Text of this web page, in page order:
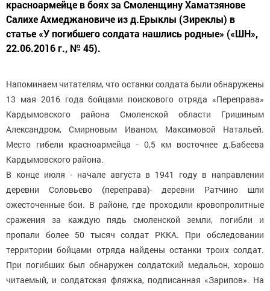
красноармейце в боях за Смоленщину Хаматзянове
Салихе Ахмеджановиче из д.Ерыклы (Зиреклы) в
статье «У погибшего солдата нашлись родные» («ШН»,
22.06.2016 г., № 45).
Напоминаем читателям, что останки солдата были обнаружены
13 мая 2016 года бойцами поискового отряда «Переправа»
Кардымовского района Смоленской области Гришиным
Александром, Смирновым Иваном, Максимовой Натальей.
Место гибели красноармейца - 0,5 км восточнее д.Бабеева
Кардымовского района.
В конце июля - начале августа в 1941 году в направлении
деревни Соловьево (переправа)- деревни Ратчино шли
ожесточенные бои. В районе, где проходили кровопролитные
сражения за каждую пядь смоленской земли, погибли и
пропали более 50 тысяч солдат РККА. При обследовании
территории бойцами отряда найдены останки троих солдат.
При погибших был обнаружен солдатский медальон, хорошо
читаемый, и солдатская фляжка, подписанная «Зарипов». На